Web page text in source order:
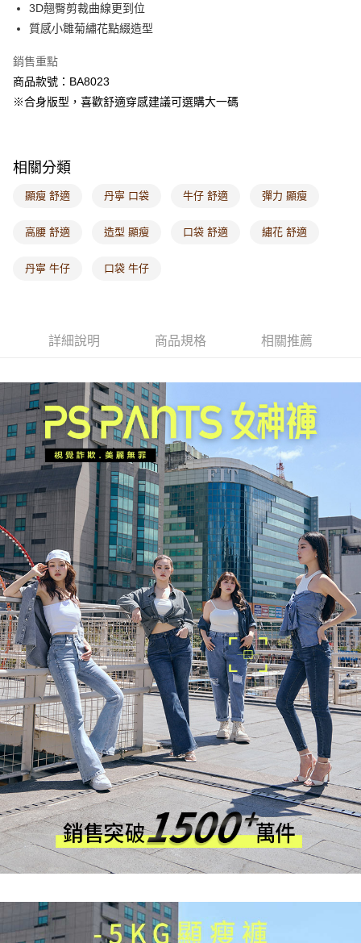
每筆NT$60，滿NT$1,000(含以上)免運費
每筆NT$60，滿NT$1,000(含以上)免運費
宅配
每筆NT$60，滿NT$1,000(含以上)免運費
海外配送-港/澳/新/馬/泰國專屬 查看運費
海外配送-其他亞洲地區 查看運費
3D翹臀剪裁曲線更到位
質感小雛菊繡花點綴造型
銷售重點
商品款號：BA8023
※合身版型，喜歡舒適穿感建議可選購大一碼
相關分類
顯瘦 舒適 丹寧 口袋 牛仔 舒適 彈力 顯瘦
高腰 舒適 造型 顯瘦 口袋 舒適 繡花 舒適
丹寧 牛仔 口袋 牛仔
詳細說明 商品規格 相關推薦